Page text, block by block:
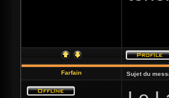
Farfain Sujet du